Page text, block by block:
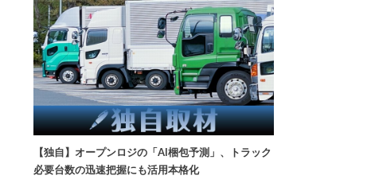
【独自】オープンロジの「AI梱包予測」、トラック
必要台数の迅速把握にも活用本格化